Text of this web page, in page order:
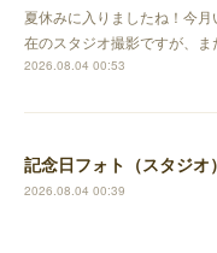
夏休みに入りましたね！今
在のスタジオ撮影ですが、
2026.08.04 00:53
記念日フォト（スタジオ）
2026.08.04 00:39